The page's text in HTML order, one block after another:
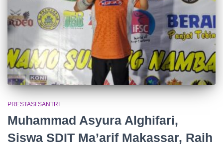
PRESTASI SANTRI
Muhammad Asyura Alghifari,
Siswa SDIT Ma’arif Makassar, Raih